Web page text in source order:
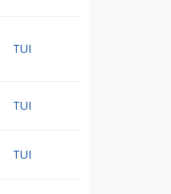
TUI
TUI
TUI